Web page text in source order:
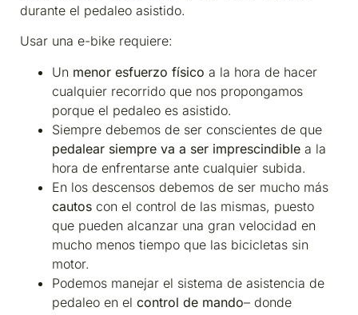
durante el pedaleo asistido.
Usar una e-bike requiere:
Un menor esfuerzo físico a la hora de hacer
cualquier recorrido que nos propongamos
porque el pedaleo es asistido.
Siempre debemos de ser conscientes de que
pedalear siempre va a ser imprescindible a la
hora de enfrentarse ante cualquier subida.
En los descensos debemos de ser mucho más
cautos con el control de las mismas, puesto
que pueden alcanzar una gran velocidad en
mucho menos tiempo que las bicicletas sin
motor.
Podemos manejar el sistema de asistencia de
pedaleo en el control de mando– donde